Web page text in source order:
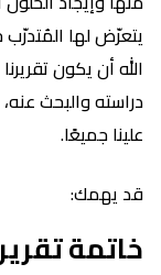
يتعرّض لها المُتدرّب
الله أن يكون
دراسته والبحث
علينا جميعًا.
قد يهمك:
خاتمة